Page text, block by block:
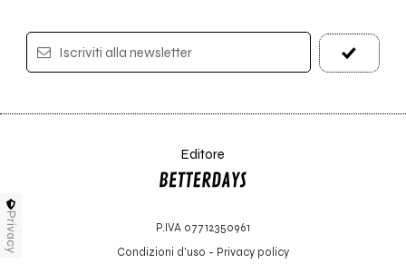
Iscriviti alla newsletter
Editore
P.IVA 07712350961
Condizioni d'uso - Privacy policy
Privacy